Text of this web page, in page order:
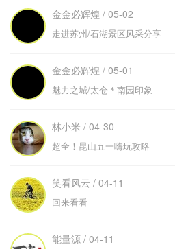
金金必辉煌 / 05-02
走进苏州/石湖景区风采分享
金金必辉煌 / 05-01
魅力之城/太仓＊南园印象
林小米 / 04-30
超全！昆山五一嗨玩攻略
笑看风云 / 04-11
回来看看
能量源 / 04-11